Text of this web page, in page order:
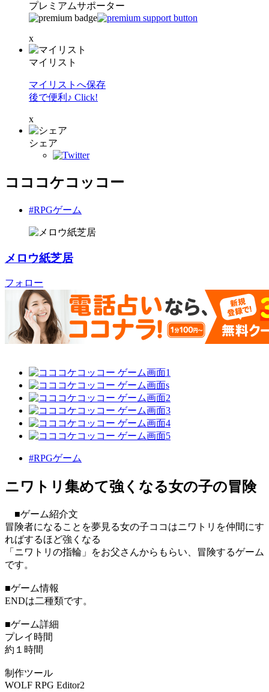
プレミアムサポーター
x
マイリスト
マイリストへ保存
後で便利♪ Click!
x
シェア
コココケコッコー
#RPGゲーム
メロウ紙芝居
フォロー
#RPGゲーム
ニワトリ集めて強くなる女の子の冒険
■ゲーム紹介文
冒険者になることを夢見る女の子ココはニワトリを仲間にす
ればするほど強くなる
「ニワトリの指輪」をお父さんからもらい、冒険するゲーム
です。
■ゲーム情報
ENDは二種類です。
■ゲーム詳細
プレイ時間
約１時間
制作ツール
WOLF RPG Editor2